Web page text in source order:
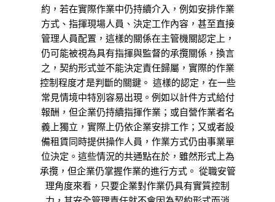
約，若在實際作業中仍持續介入，例如安排作業
方式、指揮現場人員、決定工作內容，甚至直接
管理人員配置，這樣的關係在主管機關認定上，
仍可能被視為具有指揮與監督的承攬關係，換言
之，契約形式並不能決定責任歸屬，實際的作業
控制程度才是判斷的關鍵。 這樣的認定，在一些
常見情境中特別容易出現。例如以計件方式給付
報酬，但企業仍持續指揮作業；或自營作業者名
義上獨立，實際上仍依企業安排工作；又或者設
備租賃同時提供操作人員，作業方式仍由事業單
位決定。這些情況的共通點在於，雖然形式上為
承攬，但企業仍掌握作業的進行方式。 從職安管
理角度來看，只要企業對作業仍具有實質控制